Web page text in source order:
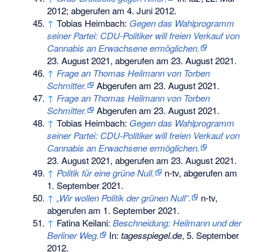
2012; abgerufen am 4. Juni 2012.
↑ Tobias Heimbach: Gegen das Wahlprogramm
seiner Partei: CDU-Politiker will freien Verkauf von
Cannabis an Erwachsene ermöglichen.
23. August 2021, abgerufen am 23. August 2021.
↑ Frage an Thomas Heilmann von Torben
Schmitter.
Abgerufen am 23. August 2021.
↑ Frage an Thomas Heilmann von Torben
Schmitter.
Abgerufen am 23. August 2021.
↑ Tobias Heimbach: Gegen das Wahlprogramm
seiner Partei: CDU-Politiker will freien Verkauf von
Cannabis an Erwachsene ermöglichen.
23. August 2021, abgerufen am 23. August 2021.
↑ Politik für eine grüne Null. n-tv, abgerufen am
1. September 2021.
↑ „Wir wollen Politik der grünen Null“.
n-tv,
abgerufen am 1. September 2021.
↑ Fatina Keilani:Beschneidung: Heilmann und der
Berliner Weg.
In:tagesspiegel.de, 5. September
2012.